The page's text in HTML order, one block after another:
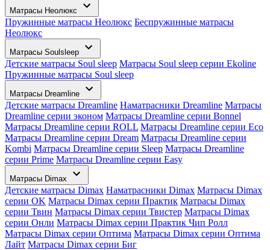
Матрасы Неолюкс
Пружинные матрасы Неолюкс Беспружинные матрасы
Неолюкс
Матрасы Soulsleep
Детские матрасы Soul sleep Матрасы Soul sleep серии Ekoline
Пружинные матрасы Soul sleep
Матрасы Dreamline
Детские матрасы Dreamline Наматрасники Dreamline Матрасы
Dreamline серии эконом Матрасы Dreamline серии Bonnel
Матрасы Dreamline серии ROLL Матрасы Dreamline серии Eco
Матрасы Dreamline серии Dream Матрасы Dreamline серии
Kombi Матрасы Dreamline серии Sleep Матрасы Dreamline
серии Prime Матрасы Dreamline серии Easy
Матрасы Dimax
Детские матрасы Dimax Наматрасники Dimax Матрасы Dimax
серии OK Матрасы Dimax серии Практик Матрасы Dimax
серии Твин Матрасы Dimax серии Твистер Матрасы Dimax
серии Онли Матрасы Dimax серии Практик Чип Ролл
Матрасы Dimax серии Оптима Матрасы Dimax серии Оптима
Лайт Матрасы Dimax серии Биг